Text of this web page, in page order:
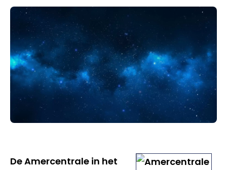
De Amercentrale in het